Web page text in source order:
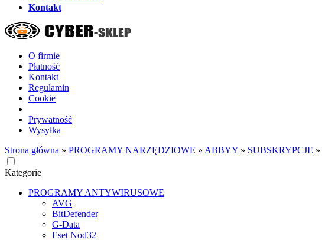
Kontakt
O firmie
Płatność
Kontakt
Regulamin
Cookie
Prywatność
Wysyłka
Strona główna » PROGRAMY NARZĘDZIOWE » ABBYY » SUBSKRYPCJE »
Kategorie
PROGRAMY ANTYWIRUSOWE
AVG
BitDefender
G-Data
Eset Nod32